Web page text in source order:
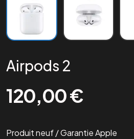
Airpods 2
120,00€
Produit neuf / Garantie Apple